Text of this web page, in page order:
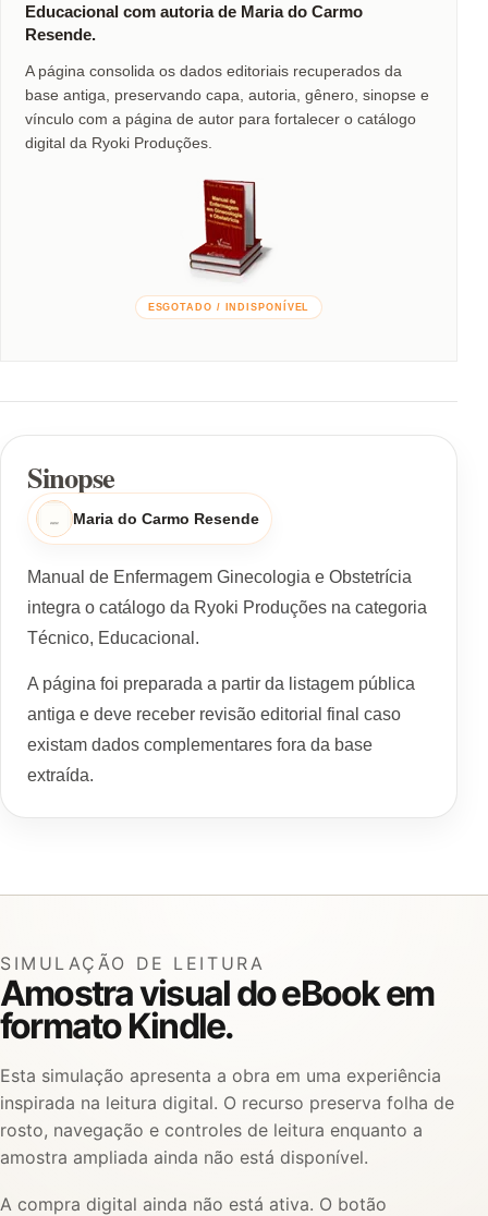
Educacional com autoria de Maria do Carmo
Resende.
A página consolida os dados editoriais recuperados da
base antiga, preservando capa, autoria, gênero, sinopse e
vínculo com a página de autor para fortalecer o catálogo
digital da Ryoki Produções.
ESGOTADO / INDISPONÍVEL
Sinopse
Maria do Carmo Resende
Manual de Enfermagem Ginecologia e Obstetrícia
integra o catálogo da Ryoki Produções na categoria
Técnico, Educacional.
A página foi preparada a partir da listagem pública
antiga e deve receber revisão editorial final caso
existam dados complementares fora da base
extraída.
SIMULAÇÃO DE LEITURA
Amostra visual do eBook em
formato Kindle.
Esta simulação apresenta a obra em uma experiência
inspirada na leitura digital. O recurso preserva folha de
rosto, navegação e controles de leitura enquanto a
amostra ampliada ainda não está disponível.
A compra digital ainda não está ativa. O botão